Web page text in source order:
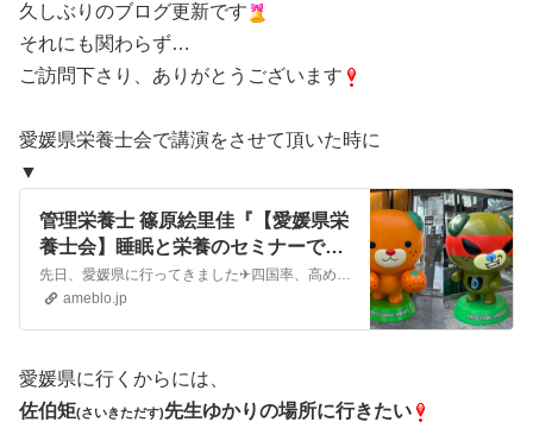
久しぶりのブログ更新です
それにも関わらず…
ご訪問下さり、ありがとうございます
愛媛県栄養士会で講演をさせて頂いた時に
▼
管理栄養士 篠原絵里佳『【愛媛県栄
養士会】睡眠と栄養のセミナーでし
た』
先日、愛媛県に行ってきました✈四国率、高めです🍊 松山空港で出迎えてくれたのは、みきゃんかわいい～💗 愛媛県栄養士会の総会にお招きいただき、講演をさせて頂きま…
ameblo.jp
愛媛県に行くからには、
佐伯矩(さいきただす)先生ゆかりの場所に行きたい